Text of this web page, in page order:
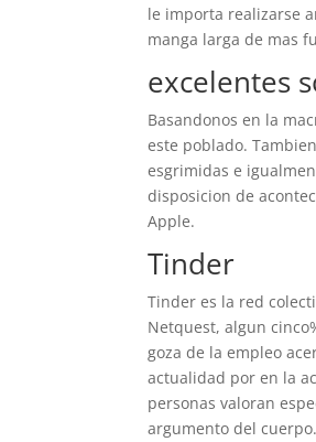
le importa realizarse
manga larga de mas
excelentes
Basandonos en la
este poblado.
esgrimidas e
disposicion de
Apple.
Tinder
Tinder es la red
Netquest, algun
goza de la empleo
actualidad por en la
personas valoran
argumento del